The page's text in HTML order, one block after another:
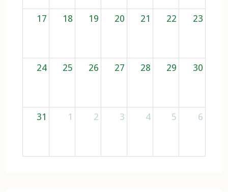
17 18 19 20 21 22 23
24 25 26 27 28 29 30
31 1 2 3 4 5 6